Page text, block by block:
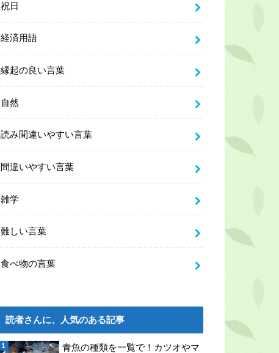
祝日
経済用語
縁起の良い言葉
自然
読み間違いやすい言葉
間違いやすい言葉
雑学
難しい言葉
食べ物の言葉
読者さんに、人気のある記事
青魚の種類を一覧で！カツオやマ